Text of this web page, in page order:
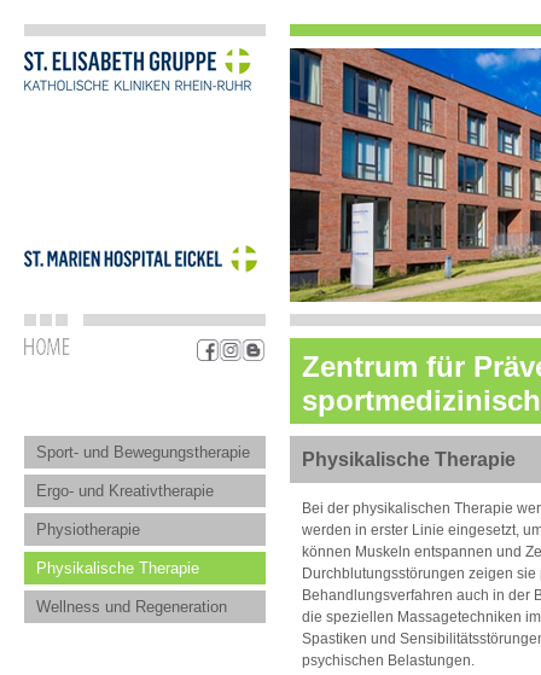
Zentrum für
Sport- und Bewegungstherapie
Ergo- und Kreativtherapie
Physiotherapie
Physikalische Therapie
Wellness und Regeneration
Physikalische Therapie
Bei der physikalischen Therapie
werden in erster Linie eingesetzt,
können Muskeln entspannen und
Durchblutungsstörungen zeigen
Behandlungsverfahren auch in der
die speziellen Massagetechniken
Spastiken und
psychischen Belastungen.